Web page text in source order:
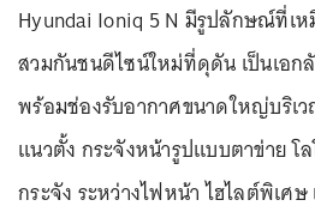
Hyundai Ioniq 5 N มีรูปลักษณ์ที่เ
สวมกันชนดีไซน์ใหม่ที่ดุดัน เป็นเอ
พร้อมช่องรับอากาศขนาดใหญ่บริเ
แนวตั้ง กระจังหน้ารูปแบบตาข่าย โ
กระจัง ระหว่างไฟหน้า ไฮไลต์พิเศ